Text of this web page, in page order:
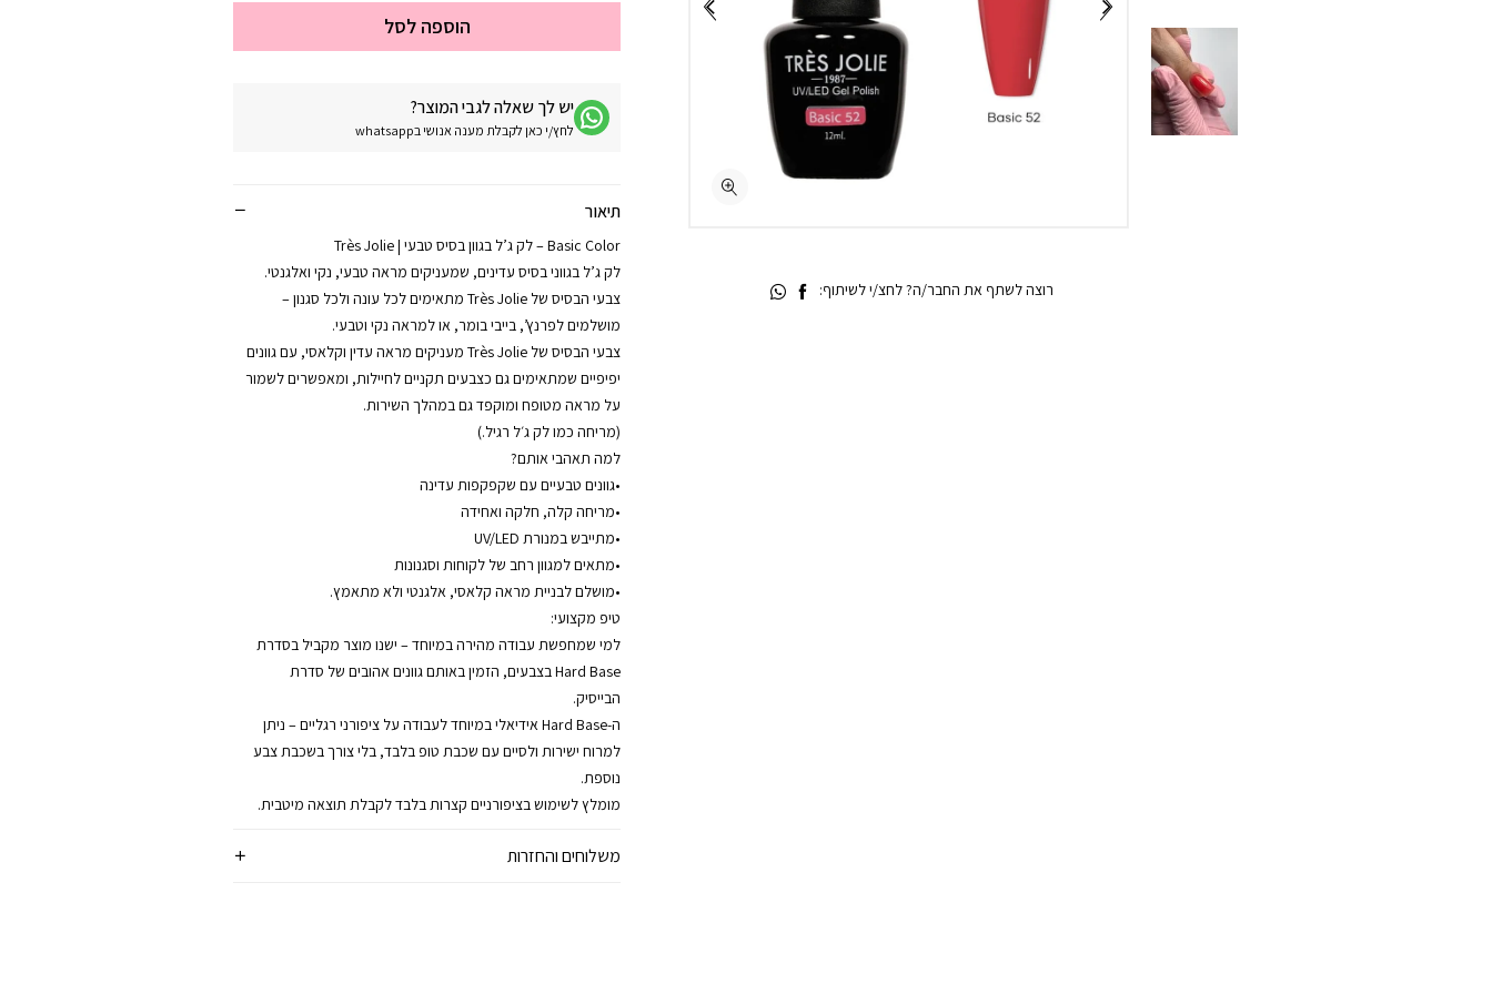
הוספה לסל
יש לך שאלה לגבי המוצר?
לחץ/י כאן לקבלת מענה אנושי בwhatsapp
תיאור
Basic Color – לק ג’ל בגוון בסיס טבעי | Très Jolie
לק ג’ל בגווני בסיס עדינים, שמעניקים מראה טבעי, נקי ואלגנטי.
צבעי הבסיס של Très Jolie מתאימים לכל עונה ולכל סגנון –
מושלמים לפרנץ’, בייבי בומר, או למראה נקי וטבעי.
צבעי הבסיס של Très Jolie מעניקים מראה עדין וקלאסי, עם גוונים
יפיפיים שמתאימים גם כצבעים תקניים לחיילות, ומאפשרים לשמור
על מראה מטופח ומוקפד גם במהלך השירות.
(מריחה כמו לק ג׳ל רגיל.)
למה תאהבי אותם?
•גוונים טבעיים עם שקפקפות עדינה
•מריחה קלה, חלקה ואחידה
•מתייבש במנורת UV/LED
•מתאים למגוון רחב של לקוחות וסגנונות
•מושלם לבניית מראה קלאסי, אלגנטי ולא מתאמץ.
טיפ מקצועי:
למי שמחפשת עבודה מהירה במיוחד – ישנו מוצר מקביל בסדרת
Hard Base בצבעים, הזמין באותם גוונים אהובים של סדרת
הבייסיק.
ה-Hard Base אידיאלי במיוחד לעבודה על ציפורני רגליים – ניתן
למרוח ישירות ולסיים עם שכבת טופ בלבד, בלי צורך בשכבת צבע
נוספת.
מומלץ לשימוש בציפורניים קצרות בלבד לקבלת תוצאה מיטבית.
משלוחים והחזרות
רוצה לשתף את החבר/ה? לחצ/י לשיתוף: